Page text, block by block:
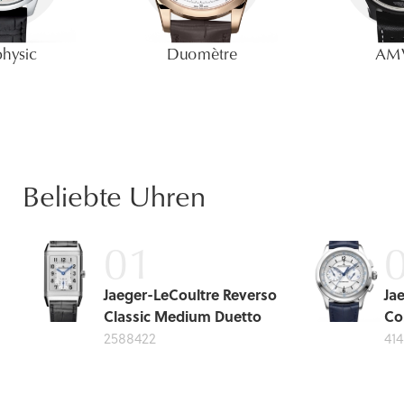
Duomètre
Beliebte Uhren
Jaeger-LeCoultre Reverso
Classic Medium Duetto
2588422